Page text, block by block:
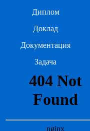
Диплом
Доклад
Документация
Задача